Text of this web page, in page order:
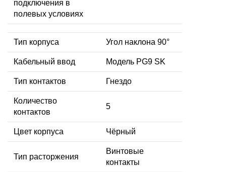
подключения в
полевых условиях
Тип корпуса Угол наклона 90°
Кабельный ввод Модель PG9 SK
Тип контактов Гнездо
Количество
контактов
5
Цвет корпуса Чёрный
Тип расторжения
Винтовые
контакты